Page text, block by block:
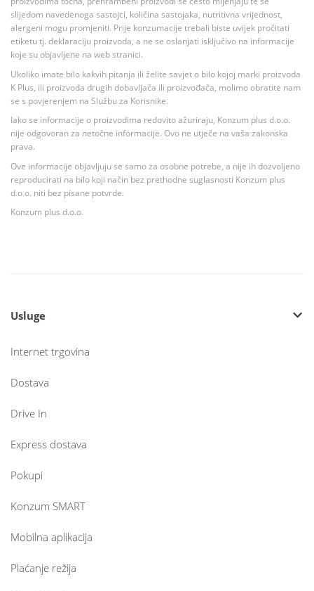
slijedom navedenoga sastojci, količina sastojaka, nutritivna vrijednost,
alergeni mogu promjeniti. Prije konzumacije trebali biste uvijek pročitati
etiketu tj. deklaraciju proizvoda, a ne se oslanjati isključivo na informacije
koje su objavljene na web stranici.
Ukoliko imate bilo kakvih pitanja ili želite savjet o bilo kojoj marki proizvoda
K Plus, ili proizvoda drugih dobavljača ili proizvođača, molimo obratite nam
se s povjerenjem na Službu za Korisnike.
Iako se informacije o proizvodima redovito ažuriraju, Konzum plus d.o.o.
nije odgovoran za netočne informacije. Ovo ne utječe na vaša zakonska
prava.
Ove informacije objavljuju se samo za osobne potrebe, a nije ih dozvoljeno
reproducirati na bilo koji način bez prethodne suglasnosti Konzum plus
d.o.o. niti bez pisane potvrde.
Konzum plus d.o.o.
Usluge
Internet trgovina
Dostava
Drive In
Express dostava
Pokupi
Konzum SMART
Mobilna aplikacija
Plaćanje režija